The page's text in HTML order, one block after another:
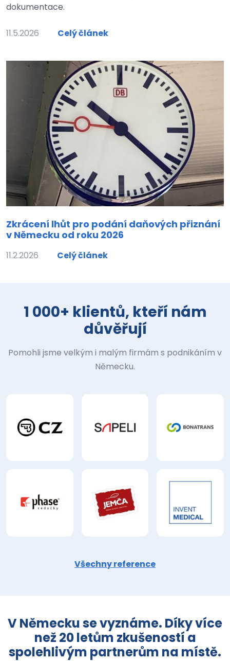
dokumentace.
11.5.2026 Celý článek
Zkrácení lhůt pro podání daňových přiznání
v Německu od roku 2026
11.2.2026 Celý článek
1 000+ klientů, kteří nám
důvěřují
Pomohli jsme velkým i malým firmám s podnikáním v
Německu.
Všechny reference
V Německu se vyznáme. Díky více
než 20 letům zkušeností a
spolehlivým partnerům na místě.